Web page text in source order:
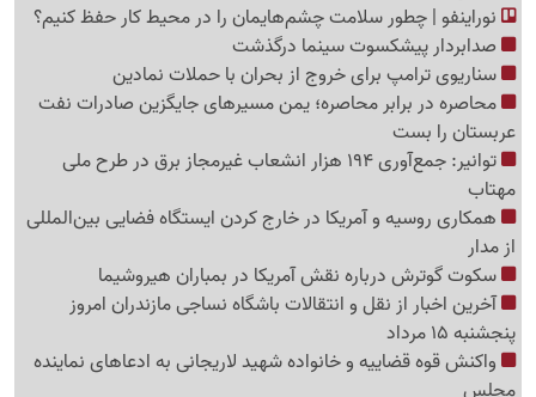
نوراینفو | چطور سلامت چشم‌هایمان را در محیط کار حفظ کنیم؟
صدابردار پیشکسوت سینما درگذشت
سناریوی ترامپ برای خروج از بحران با حملات نمادین
محاصره در برابر محاصره؛ یمن مسیرهای جایگزین صادرات نفت
عربستان را بست
توانیر: جمع‌آوری 194 هزار انشعاب غیرمجاز برق در طرح ملی
مهتاب
همکاری روسیه و آمریکا در خارج کردن ایستگاه فضایی بین‌المللی
از مدار
سکوت گوترش درباره نقش آمریکا در بمباران هیروشیما
آخرین اخبار از نقل و انتقالات باشگاه نساجی مازندران امروز
پنجشنبه 15 مرداد
واکنش قوه قضاییه و خانواده شهید لاریجانی به ادعاهای نماینده
مجلس